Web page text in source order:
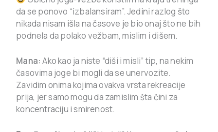
da se ponovo “izbalansiram”. Jedini razlog što
nikada nisam išla na časove je bio onaj što ne bih
podnela da polako vežbam, mislim i dišem.
Mana: Ako kao ja niste “diši i misli” tip, na nekim
časovima joge bi mogli da se unervozite.
Zavidim onima kojima ovakva vrsta rekreacije
prija, jer samo mogu da zamislim šta čini za
koncentraciju i smirenost.